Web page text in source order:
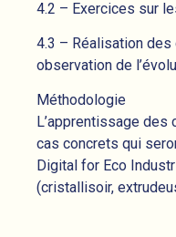
4.2 – Exercices sur
4.3 – Réalisation
observation de
Méthodologie
L’apprentissage
cas concrets qui
Digital for Eco
(cristallisoir,